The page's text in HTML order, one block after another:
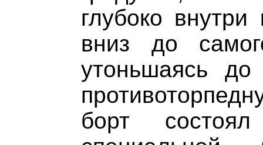
глубоко
вниз до
утоньшаясь
борт